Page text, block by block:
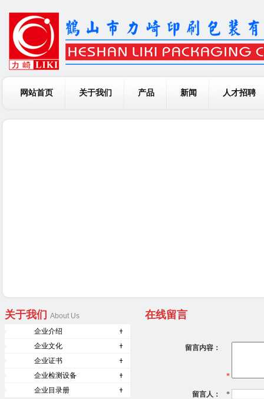
网站首页 关于我们 产品 新闻 人才招聘
关于我们 About Us
企业介绍
企业文化
企业证书
企业检测设备
企业目录册
在线留言
留言内容：
*
留言人： *